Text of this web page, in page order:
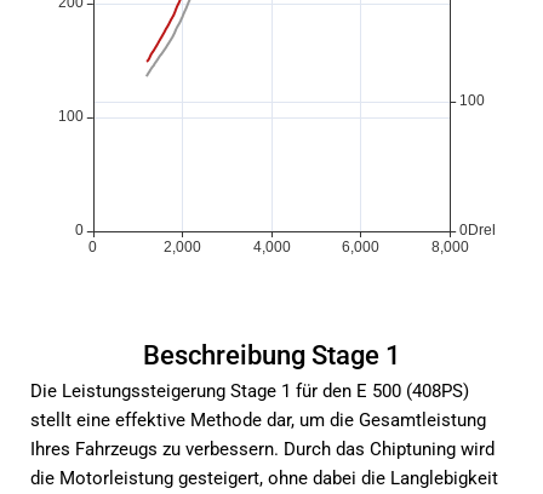
Beschreibung Stage 1
Die Leistungssteigerung Stage 1 für den E 500 (408PS)
stellt eine effektive Methode dar, um die Gesamtleistung
Ihres Fahrzeugs zu verbessern. Durch das Chiptuning wird
die Motorleistung gesteigert, ohne dabei die Langlebigkeit